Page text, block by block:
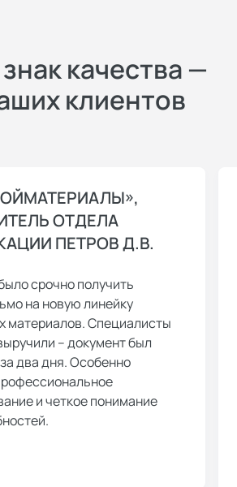
качества —
клиентов
ОТДЕЛА
ПЕТРОВ Д.В.
срочно получить
на новую линейку
материалов. Специалисты
– документ был
два дня. Особенно
и четкое понимание